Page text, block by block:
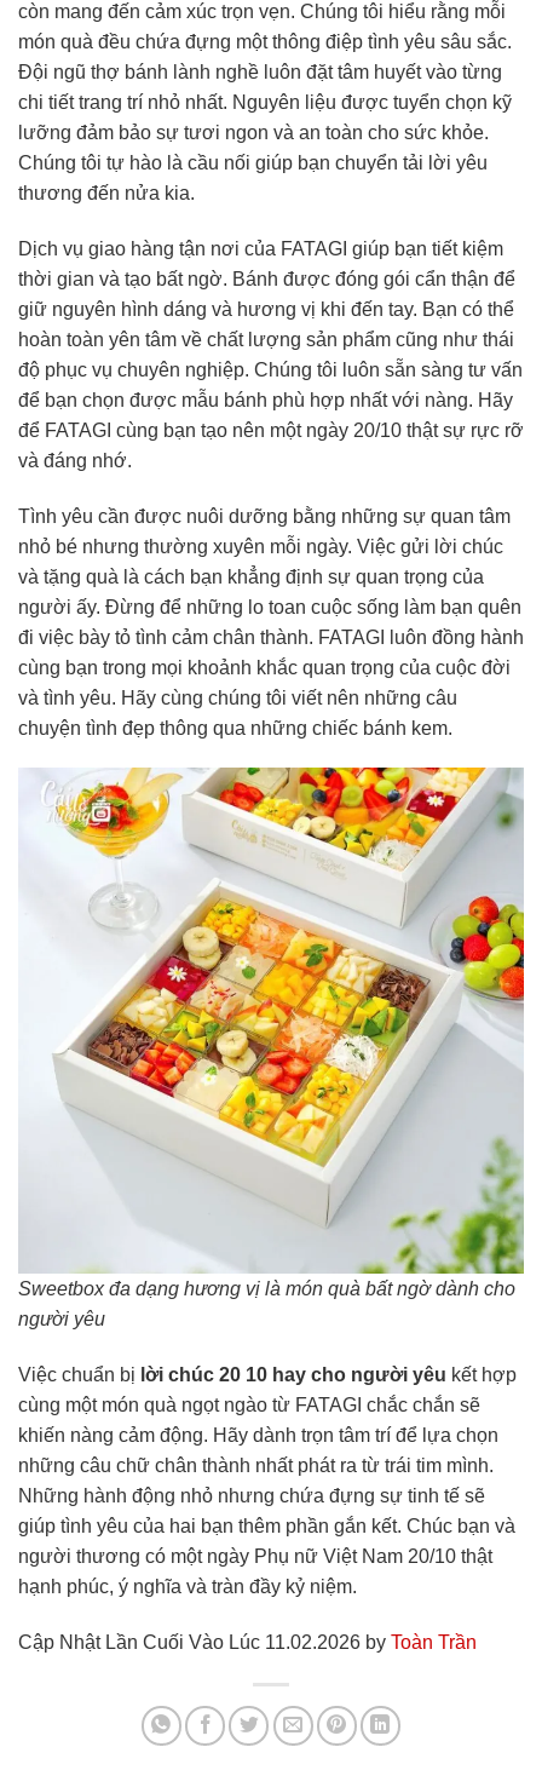
còn mang đến cảm xúc trọn vẹn. Chúng tôi hiểu rằng mỗi
món quà đều chứa đựng một thông điệp tình yêu sâu sắc.
Đội ngũ thợ bánh lành nghề luôn đặt tâm huyết vào từng
chi tiết trang trí nhỏ nhất. Nguyên liệu được tuyển chọn kỹ
lưỡng đảm bảo sự tươi ngon và an toàn cho sức khỏe.
Chúng tôi tự hào là cầu nối giúp bạn chuyển tải lời yêu
thương đến nửa kia.
Dịch vụ giao hàng tận nơi của FATAGI giúp bạn tiết kiệm
thời gian và tạo bất ngờ. Bánh được đóng gói cẩn thận để
giữ nguyên hình dáng và hương vị khi đến tay. Bạn có thể
hoàn toàn yên tâm về chất lượng sản phẩm cũng như thái
độ phục vụ chuyên nghiệp. Chúng tôi luôn sẵn sàng tư vấn
để bạn chọn được mẫu bánh phù hợp nhất với nàng. Hãy
để FATAGI cùng bạn tạo nên một ngày 20/10 thật sự rực rỡ
và đáng nhớ.
Tình yêu cần được nuôi dưỡng bằng những sự quan tâm
nhỏ bé nhưng thường xuyên mỗi ngày. Việc gửi lời chúc
và tặng quà là cách bạn khẳng định sự quan trọng của
người ấy. Đừng để những lo toan cuộc sống làm bạn quên
đi việc bày tỏ tình cảm chân thành. FATAGI luôn đồng hành
cùng bạn trong mọi khoảnh khắc quan trọng của cuộc đời
và tình yêu. Hãy cùng chúng tôi viết nên những câu
chuyện tình đẹp thông qua những chiếc bánh kem.
Sweetbox đa dạng hương vị là món quà bất ngờ dành cho
người yêu
Việc chuẩn bị lời chúc 20 10 hay cho người yêu kết hợp
cùng một món quà ngọt ngào từ FATAGI chắc chắn sẽ
khiến nàng cảm động. Hãy dành trọn tâm trí để lựa chọn
những câu chữ chân thành nhất phát ra từ trái tim mình.
Những hành động nhỏ nhưng chứa đựng sự tinh tế sẽ
giúp tình yêu của hai bạn thêm phần gắn kết. Chúc bạn và
người thương có một ngày Phụ nữ Việt Nam 20/10 thật
hạnh phúc, ý nghĩa và tràn đầy kỷ niệm.
Cập Nhật Lần Cuối Vào Lúc 11.02.2026 by Toàn Trần